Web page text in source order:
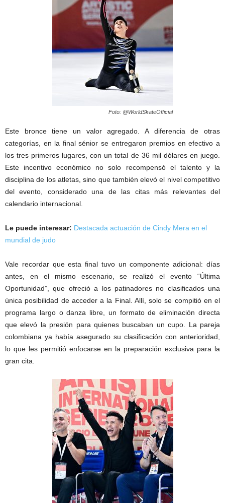
Foto: @WorldSkateOfficial
Este bronce tiene un valor agregado. A diferencia de otras
categorías, en la final sénior se entregaron premios en efectivo a
los tres primeros lugares, con un total de 36 mil dólares en juego.
Este incentivo económico no solo recompensó el talento y la
disciplina de los atletas, sino que también elevó el nivel competitivo
del evento, considerado una de las citas más relevantes del
calendario internacional.
Le puede interesar: Destacada actuación de Cindy Mera en el
mundial de judo
Vale recordar que esta final tuvo un componente adicional: días
antes, en el mismo escenario, se realizó el evento “Última
Oportunidad”, que ofreció a los patinadores no clasificados una
única posibilidad de acceder a la Final. Allí, solo se compitió en el
programa largo o danza libre, un formato de eliminación directa
que elevó la presión para quienes buscaban un cupo. La pareja
colombiana ya había asegurado su clasificación con anterioridad,
lo que les permitió enfocarse en la preparación exclusiva para la
gran cita.